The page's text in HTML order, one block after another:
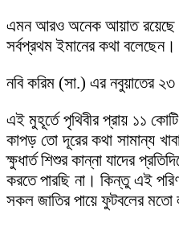
এমন আরও অনেক আয়াত রয়েছে
সর্বপ্রথম ইমানের কথা
নবি করিম (সা.) এর নবুয়াতের
এই মুহূর্তে পৃথিবীর প্রায় ১১
কাপড় তো দূরের কথা সামান্য
ক্ষুধার্ত শিশুর কান্না যাদের
করতে পারছি না। কিন্তু এই
সকল জাতির পায়ে ফুটবলের মতো